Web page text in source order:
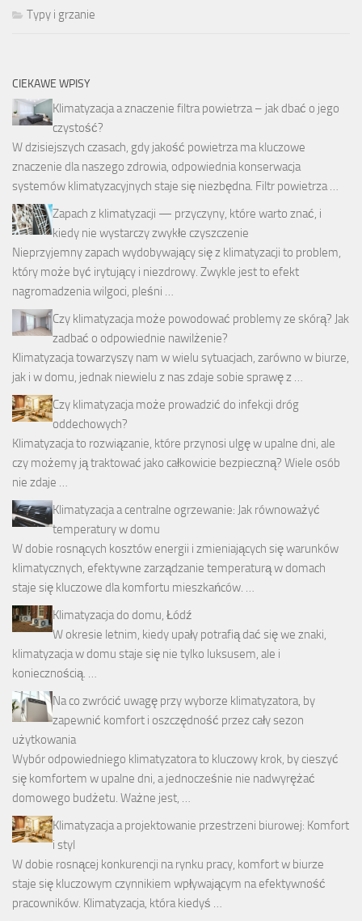
Typy i grzanie
CIEKAWE WPISY
Klimatyzacja a znaczenie filtra powietrza – jak dbać o jego
czystość?
W dzisiejszych czasach, gdy jakość powietrza ma kluczowe
znaczenie dla naszego zdrowia, odpowiednia konserwacja
systemów klimatyzacyjnych staje się niezbędna. Filtr powietrza …
Zapach z klimatyzacji — przyczyny, które warto znać, i
kiedy nie wystarczy zwykłe czyszczenie
Nieprzyjemny zapach wydobywający się z klimatyzacji to problem,
który może być irytujący i niezdrowy. Zwykle jest to efekt
nagromadzenia wilgoci, pleśni …
Czy klimatyzacja może powodować problemy ze skórą? Jak
zadbać o odpowiednie nawilżenie?
Klimatyzacja towarzyszy nam w wielu sytuacjach, zarówno w biurze,
jak i w domu, jednak niewielu z nas zdaje sobie sprawę z …
Czy klimatyzacja może prowadzić do infekcji dróg
oddechowych?
Klimatyzacja to rozwiązanie, które przynosi ulgę w upalne dni, ale
czy możemy ją traktować jako całkowicie bezpieczną? Wiele osób
nie zdaje …
Klimatyzacja a centralne ogrzewanie: Jak równoważyć
temperatury w domu
W dobie rosnących kosztów energii i zmieniających się warunków
klimatycznych, efektywne zarządzanie temperaturą w domach
staje się kluczowe dla komfortu mieszkańców. …
Klimatyzacja do domu, Łódź
W okresie letnim, kiedy upały potrafią dać się we znaki,
klimatyzacja w domu staje się nie tylko luksusem, ale i
koniecznością. …
Na co zwrócić uwagę przy wyborze klimatyzatora, by
zapewnić komfort i oszczędność przez cały sezon
użytkowania
Wybór odpowiedniego klimatyzatora to kluczowy krok, by cieszyć
się komfortem w upalne dni, a jednocześnie nie nadwyrężać
domowego budżetu. Ważne jest, …
Klimatyzacja a projektowanie przestrzeni biurowej: Komfort
i styl
W dobie rosnącej konkurencji na rynku pracy, komfort w biurze
staje się kluczowym czynnikiem wpływającym na efektywność
pracowników. Klimatyzacja, która kiedyś …